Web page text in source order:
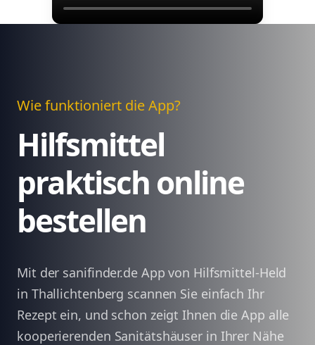
Wie funktioniert die App?
Hilfsmittel
praktisch online
bestellen
Mit der sanifinder.de App von Hilfsmittel-Held
in Thallichtenberg scannen Sie einfach Ihr
Rezept ein, und schon zeigt Ihnen die App alle
kooperierenden Sanitätshäuser in Ihrer Nähe